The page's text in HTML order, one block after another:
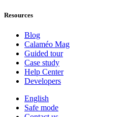
Resources
Blog
Calaméo Mag
Guided tour
Case study
Help Center
Developers
English
Safe mode